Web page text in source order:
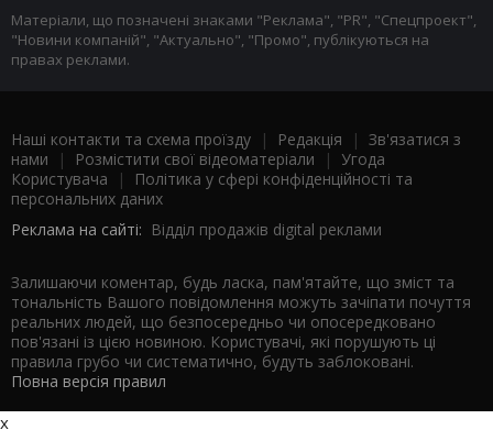
Матеріали, що позначені знаками "Реклама", "PR", "Спецпроект",
"Новини компаній", "Актуально", "Промо", публікуються на
правах реклами.
Наші контакти та схема проїзду | Редакція | Зв'язатися з
нами | Розмістити свої відеоматеріали | Угода
Користувача |
Політика у сфері конфіденційності та
персональних даних
Реклама на сайті: Відділ продажів digital реклами
Залишаючи коментар, будь ласка, пам'ятайте, що зміст та
тональність Вашого повідомлення можуть зачіпати почуття
реальних людей, що безпосередньо чи опосередковано
пов'язані із цією новиною. Користувачі, які порушують ці
правила грубо чи систематично, будуть заблоковані.
Повна версія правил
x